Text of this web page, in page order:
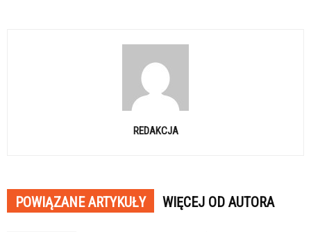
REDAKCJA
POWIĄZANE ARTYKUŁY WIĘCEJ OD AUTORA